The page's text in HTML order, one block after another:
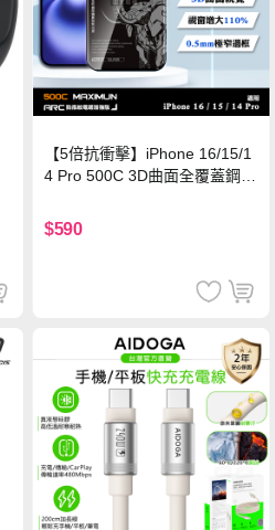
【5倍抗衝擊】iPhone 16/15/1
4 Pro 500C 3D曲面全覆蓋鋼化
保護貼
$590